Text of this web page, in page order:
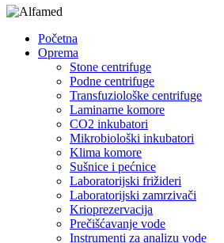
Početna
Oprema
Stone centrifuge
Podne centrifuge
Transfuziološke centrifuge
Laminarne komore
CO2 inkubatori
Mikrobiološki inkubatori
Klima komore
Sušnice i pećnice
Laboratorijski frižideri
Laboratorijski zamrzivači
Krioprezervacija
Prečišćavanje vode
Instrumenti za analizu vode